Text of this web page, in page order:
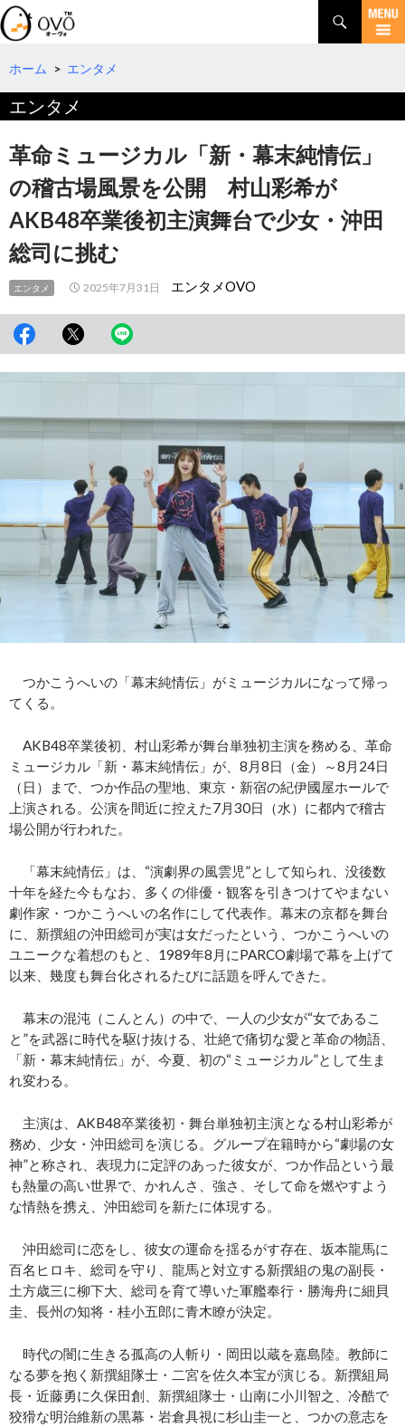
検
索
コ
テ
へ
移
動
ホーム > エンタメ
エンタメ
革命ミュージカル「新・幕末純情伝」
の稽古場風景を公開 村山彩希が
AKB48卒業後初主演舞台で少女・沖田
総司に挑む
エンタメ 2025年7月31日 エンタメOVO
つかこうへいの「幕末純情伝」がミュージカルになって帰っ
てくる。
AKB48卒業後初、村山彩希が舞台単独初主演を務める、革命
ミュージカル「新・幕末純情伝」が、8月8日（金）～8月24日
（日）まで、つか作品の聖地、東京・新宿の紀伊國屋ホールで
上演される。公演を間近に控えた7月30日（水）に都内で稽古
場公開が行われた。
「幕末純情伝」は、“演劇界の風雲児”として知られ、没後数
十年を経た今もなお、多くの俳優・観客を引きつけてやまない
劇作家・つかこうへいの名作にして代表作。幕末の京都を舞台
に、新撰組の沖田総司が実は女だったという、つかこうへいの
ユニークな着想のもと、1989年8月にPARCO劇場で幕を上げて
以来、幾度も舞台化されるたびに話題を呼んできた。
幕末の混沌（こんとん）の中で、一人の少女が“女であるこ
と”を武器に時代を駆け抜ける、壮絶で痛切な愛と革命の物語、
「新・幕末純情伝」が、今夏、初の“ミュージカル”として生ま
れ変わる。
主演は、AKB48卒業後初・舞台単独初主演となる村山彩希が
務め、少女・沖田総司を演じる。グループ在籍時から“劇場の女
神”と称され、表現力に定評のあった彼女が、つか作品という最
も熱量の高い世界で、かれんさ、強さ、そして命を燃やすよう
な情熱を携え、沖田総司を新たに体現する。
沖田総司に恋をし、彼女の運命を揺るがす存在、坂本龍馬に
百名ヒロキ、総司を守り、龍馬と対立する新撰組の鬼の副長・
土方歳三に柳下大、総司を育て導いた軍艦奉行・勝海舟に細貝
圭、長州の知将・桂小五郎に青木瞭が決定。
時代の闇に生きる孤高の人斬り・岡田以蔵を嘉島陸。教師に
なる夢を抱く新撰組隊士・二宮を佐久本宝が演じる。新撰組局
長・近藤勇に久保田創、新撰組隊士・山南に小川智之、冷酷で
狡猾な明治維新の黒幕・岩倉具視に杉山圭一と、つかの意志を